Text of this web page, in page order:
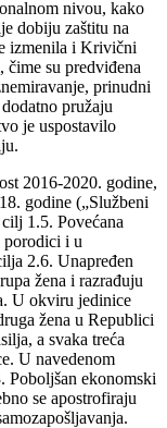
nivou, kako
dobiju zaštitu na
izmenila i Krivični
čime su predviđena
prinudni
pružaju
je uspostavilo
2016-2020. godine,
godine („Službeni
1.5. Povećana
porodici i u
2.6. Unapređen
žena i razrađuju
U okviru jedinice
žena u Republici
a svaka treća
U navedenom
Poboljšan ekonomski
se apostrofiraju